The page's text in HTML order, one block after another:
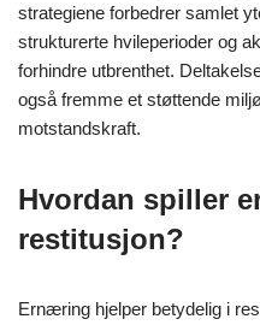
strategiene forbedrer samlet
strukturerte hvileperioder og
forhindre utbrenthet.
også fremme et støttende
motstandskraft.
Hvordan spiller
restitusjon?
Ernæring hjelper betydelig i